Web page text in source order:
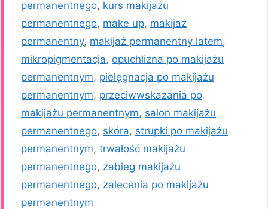
permanentnego, kurs makijażu
permanentnego, make up, makijaż
permanentny, makijaż permanentny latem,
mikropigmentacja, opuchlizna po makijażu
permanentnym, pielęgnacja po makijażu
permanentnym, przeciwwskazania po
makijażu permanentnym, salon makijażu
permanentnego, skóra, strupki po makijażu
permanentnym, trwałość makijażu
permanentnego, zabieg makijażu
permanentnego, zalecenia po makijażu
permanentnym